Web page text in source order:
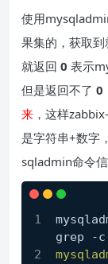
使用
果集的，获取到
就返回 0 表示
但是返回不了 0
来 ，这样
是字符串+数字
sqladmin命令信
grep -